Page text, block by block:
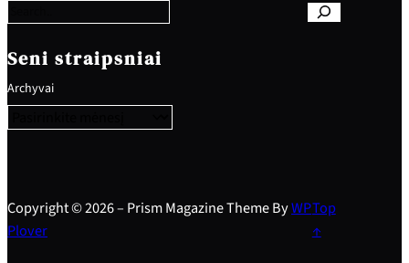
c
h
Seni straipsniai
Archyvai
Copyright © 2026 – Prism Magazine Theme ByWP
Plover
Top
↑